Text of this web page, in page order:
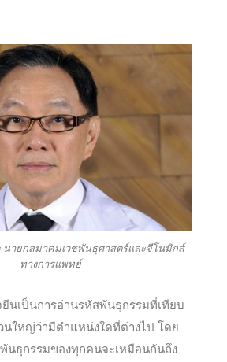
นายกสมาคมเวชพันธุศาสตร์และจีโนมิกส์
ทางการแพทย์
ยีนเป็นการอ่านรหัสพันธุกรรมที่เทียบ
ใหญ่ว่ามีตำแหน่งใดที่ต่างไป โดย
นธุกรรมของทุกคนจะเหมือนกันถึง